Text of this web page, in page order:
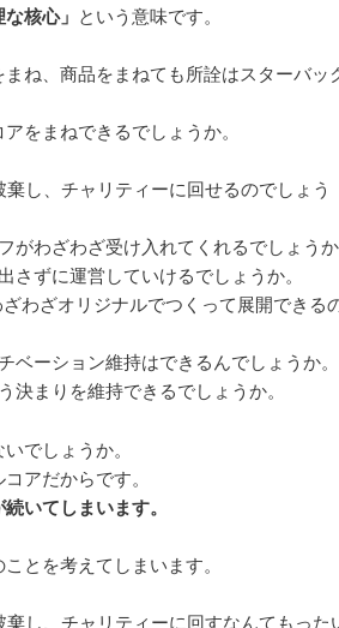
核心」 という意味です。
ね、商品をまねても所詮はスターバッ
をまねできるでしょうか。
し、チャリティーに回せるのでしょう
わざわざ受け入れてくれるでしょうか
ずに運営していけるでしょうか。
わざオリジナルでつくって展開できる
ーション維持はできるんでしょうか。
まりを維持できるでしょうか。
でしょうか。
アだからです。
いてしまいます。
とを考えてしまいます。
し、チャリティーに回すなんてもった